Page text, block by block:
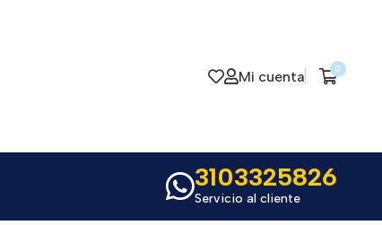
Mi cuenta 0
3103325826
Servicio al cliente